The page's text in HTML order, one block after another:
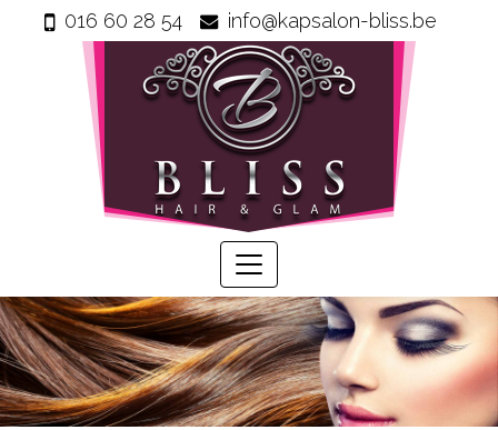
Wie
Onze
producten
Prijzen
Gastenboek
016 60 28 54 info@kapsalon-bliss.be